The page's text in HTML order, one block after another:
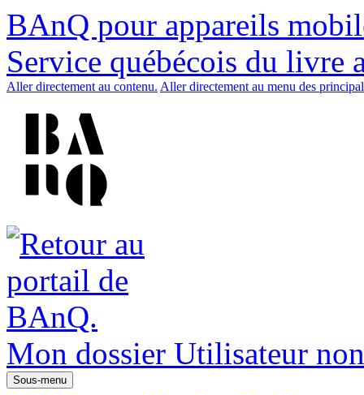
BAnQ pour appareils
Service québécois du livre
Aller directement au contenu. Aller directement au menu des
Mon dossier Utilisateur
Sous-menu